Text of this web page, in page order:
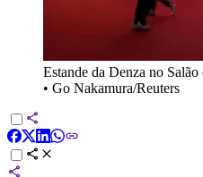
Estande da Denza no
• Go Nakamura/Reuters